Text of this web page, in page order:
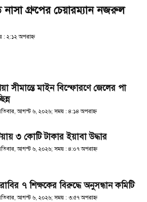
নাসা গ্রুপের চেয়ারম্যান নজরুল
: ২:১২ অপরাহ্ণ
সীমান্তে মাইন বিস্ফোরণে জেলের পা
আগস্ট ৬, ২০২৬; সময় : ৪:১৪ অপরাহ্ণ
৩ কোটি টাকার ইয়াবা উদ্ধার
আগস্ট ৬, ২০২৬; সময় : ৪:০৭ অপরাহ্ণ
৭ শিক্ষকের বিরুদ্ধে অনুসন্ধান কমিটি
আগস্ট ৬, ২০২৬; সময় : ৩:৫৭ অপরাহ্ণ